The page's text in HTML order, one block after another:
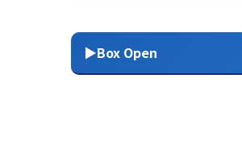
▶Box Open